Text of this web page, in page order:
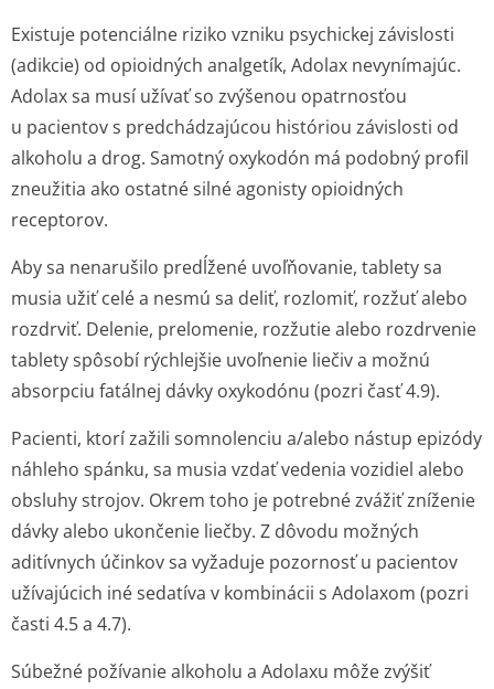
Existuje potenciálne riziko vzniku psychickej závislosti
(adikcie) od opioidných analgetík, Adolax nevynímajúc.
Adolax sa musí užívať so zvýšenou opatrnosťou
u pacientov s predchádzajúcou históriou závislosti od
alkoholu a drog. Samotný oxykodón má podobný profil
zneužitia ako ostatné silné agonisty opioidných
receptorov.
Aby sa nenarušilo predĺžené uvoľňovanie, tablety sa
musia užiť celé a nesmú sa deliť, rozlomiť, rozžuť alebo
rozdrviť. Delenie, prelomenie, rozžutie alebo rozdrvenie
tablety spôsobí rýchlejšie uvoľnenie liečiv a možnú
absorpciu fatálnej dávky oxykodónu (pozri časť 4.9).
Pacienti, ktorí zažili somnolenciu a/alebo nástup epizódy
náhleho spánku, sa musia vzdať vedenia vozidiel alebo
obsluhy strojov. Okrem toho je potrebné zvážiť zníženie
dávky alebo ukončenie liečby. Z dôvodu možných
aditívnych účinkov sa vyžaduje pozornosť u pacientov
užívajúcich iné sedatíva v kombinácii s Adolaxom (pozri
časti 4.5 a 4.7).
Súbežné požívanie alkoholu a Adolaxu môže zvýšiť